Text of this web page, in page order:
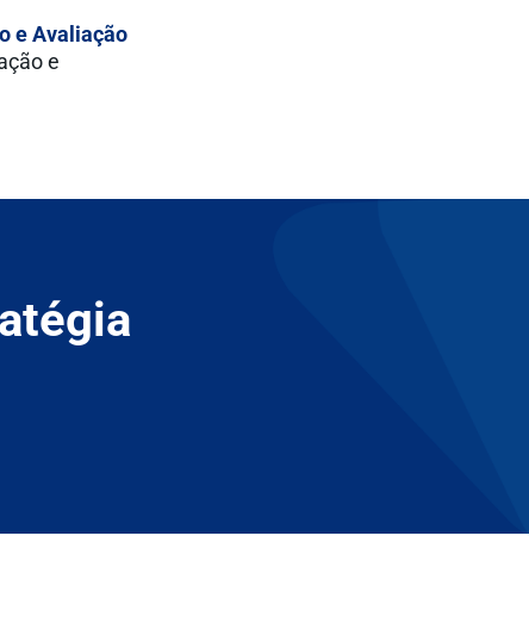
e Avaliação
e